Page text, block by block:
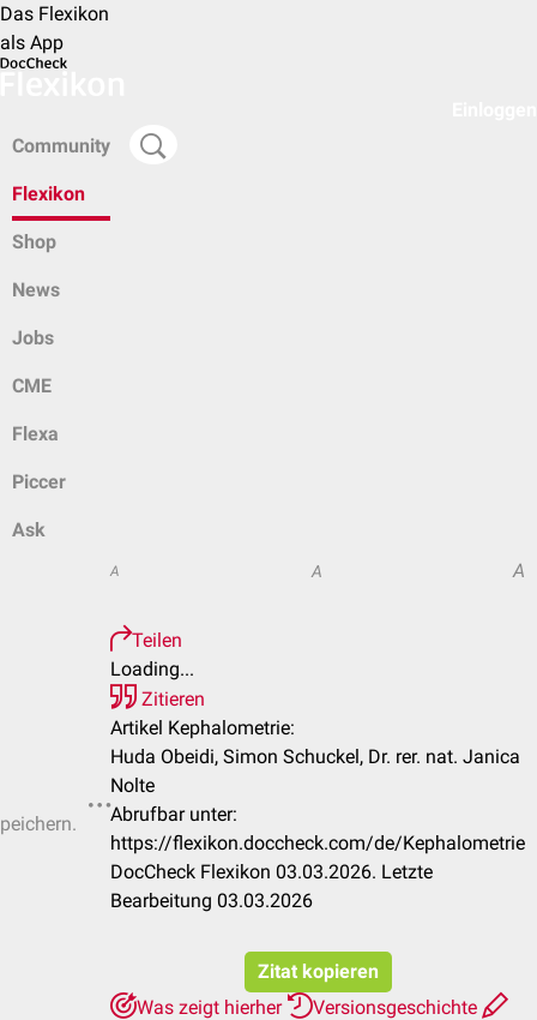
Das Flexikon
als App
Community
Flexikon
Shop
News
Jobs
CME
Flexa
Piccer
Ask
A A A
Teilen
Loading...
Zitieren
Artikel Kephalometrie:
Huda Obeidi, Simon Schuckel, Dr. rer. nat. Janica
Nolte
Abrufbar unter:
https://flexikon.doccheck.com/de/Kephalometrie
DocCheck Flexikon 03.03.2026. Letzte
Bearbeitung 03.03.2026
Zitat kopieren
Was zeigt hierher
Versionsgeschichte